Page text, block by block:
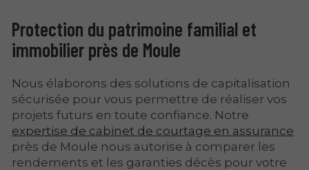
Protection du patrimoine familial et
immobilier près de Moule
Nous élaborons des solutions de capitalisation
sécurisée pour vous permettre de réaliser vos
projets futurs en toute confiance. Notre
expertise de cabinet de courtage en assurance
près de Moule nous autorise à comparer les
rendements et les garanties décès pour votre